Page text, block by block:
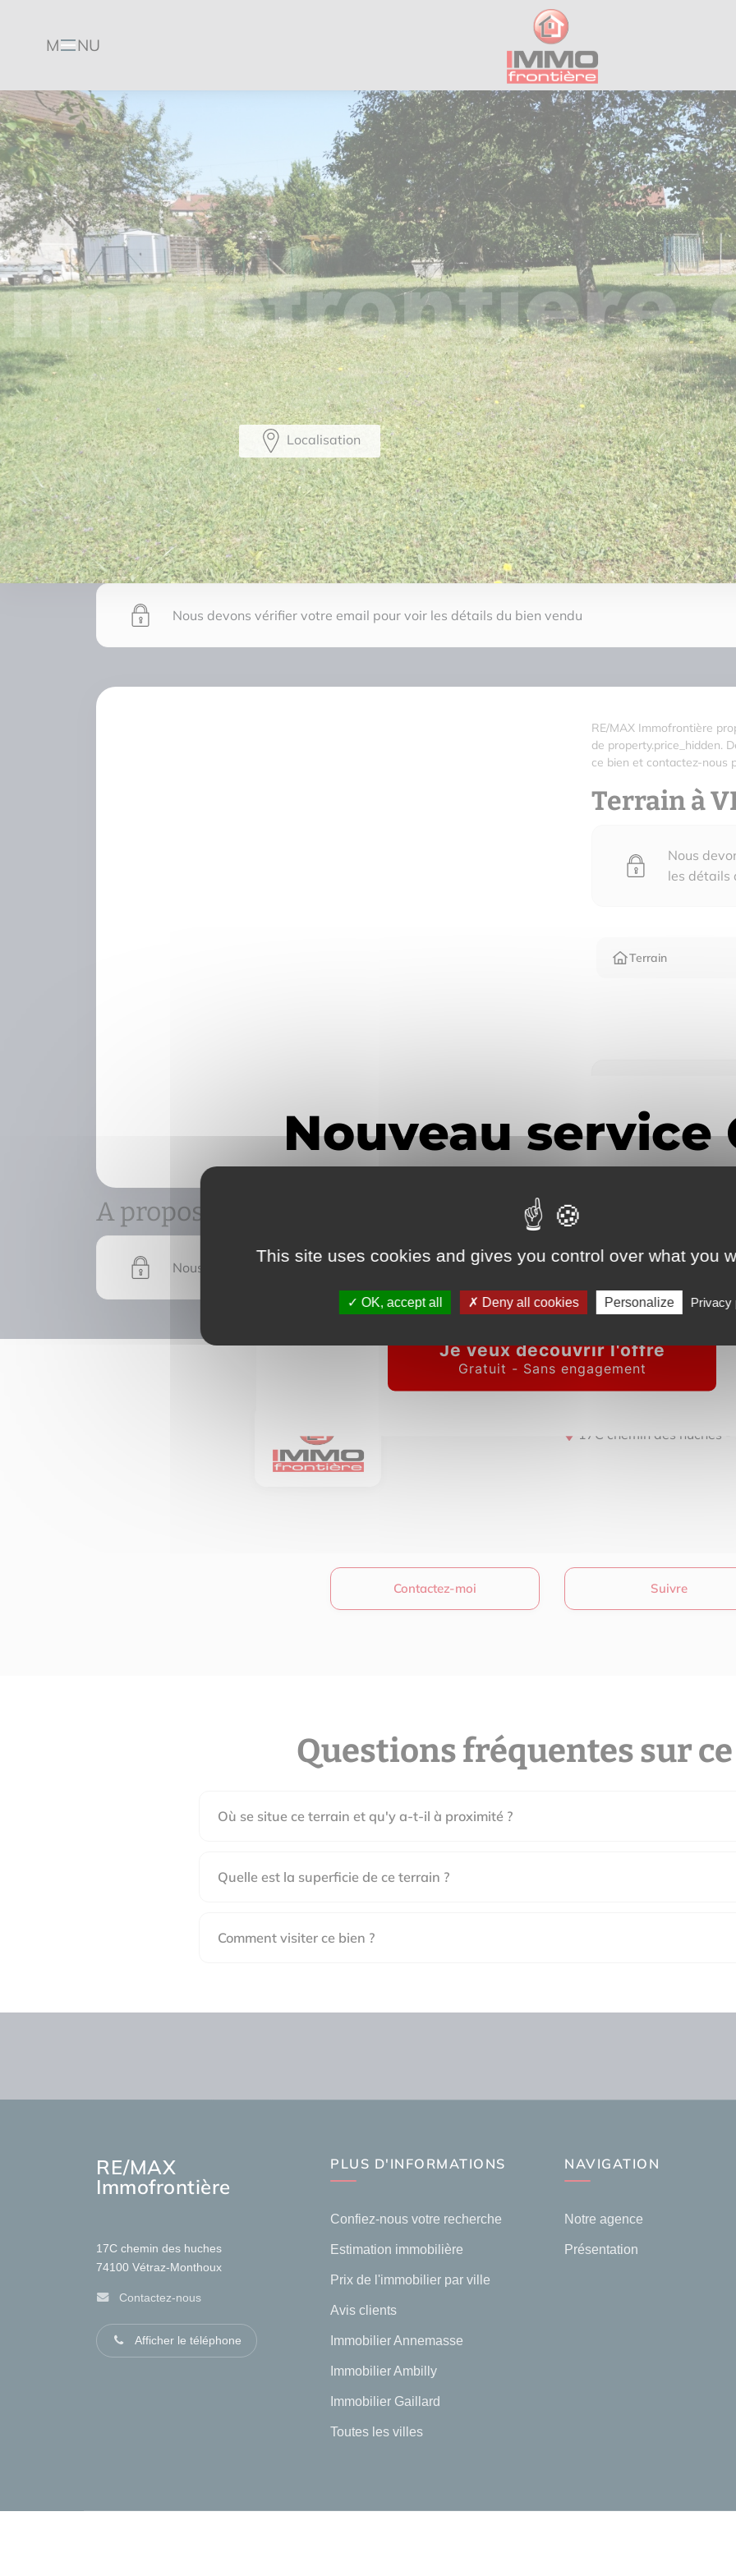
M
Menu
NU
Localisation
Nous devons vérifier votre email pour voir les détails du bien vendu
RE/MAX Immofrontière
de property.price_hidden.
ce bien et contactez-nous
Terrain à
Nous
les détails
Terrain
A propos de
Nous devons vérifier votre email pour voir les détails du bien vendu
17C chemin des huches
Contactez-moi Suivre
Questions fréquentes sur
Où se situe ce terrain et qu'y a-t-il à proximité ?
Quelle est la superficie de ce terrain ?
Comment visiter ce bien ?
RE/MAX
Immofrontière
17C chemin des huches
74100 Vétraz-Monthoux
Contactez-nous
Afficher le téléphone
PLUS D'INFORMATIONS
Confiez-nous votre recherche
Estimation immobilière
Prix de l'immobilier par ville
Avis clients
Immobilier Annemasse
Immobilier Ambilly
Immobilier Gaillard
Toutes les villes
NAVIGATION
Notre agence
Présentation
This site uses cookies and gives you control over what you
OK, accept all Deny all cookies Personalize Privacy